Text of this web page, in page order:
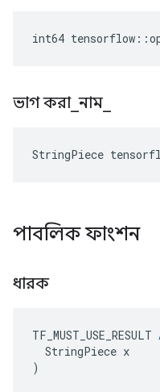
int64
ভাগ করা_নাম
StringPiece
পাবলিক ফাংশন
ধারক
TF_MUST_USE_RESULT
  StringPiece x
)